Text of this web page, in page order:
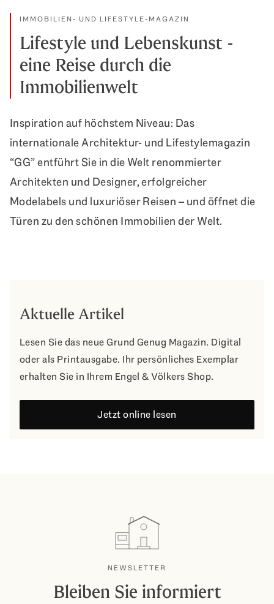
IMMOBILIEN- UND LIFESTYLE-MAGAZIN
Lifestyle und Lebenskunst -
eine Reise durch die
Immobilienwelt
Inspiration auf höchstem Niveau: Das
internationale Architektur- und Lifestylemagazin
“GG” entführt Sie in die Welt renommierter
Architekten und Designer, erfolgreicher
Modelabels und luxuriöser Reisen – und öffnet die
Türen zu den schönen Immobilien der Welt.
Aktuelle Artikel
Lesen Sie das neue Grund Genug Magazin. Digital
oder als Printausgabe. Ihr persönliches Exemplar
erhalten Sie in Ihrem Engel & Völkers Shop.
Jetzt online lesen
NEWSLETTER
Bleiben Sie informiert